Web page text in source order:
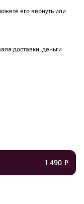
его вернуть или
доставки, деньги
1 490 ₽